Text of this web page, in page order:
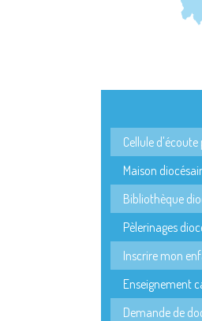
Cellule
Maison
Bibliothèque
Pèlerinages
Inscrire mon
Enseignement
Demande de